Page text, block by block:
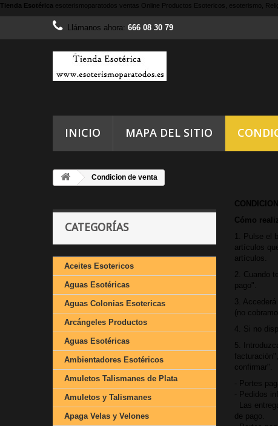
Tienda Esotérica esoterismoparatodos ventas Online Productos Esotericos, esoterismo,
Llámanos ahora: 666 08 30 79
INICIO MAPA DEL SITIO
Condicion de venta
CATEGORÍAS
Aceites Esotericos
Aguas Esotéricas
Aguas Colonias Esotericas
Arcángeles Productos
Aguas Esotéricas
Ambientadores Esotéricos
Amuletos Talismanes de Plata
Amuletos y Talismanes
Apaga Velas y Velones
Cómo
1. Pulse el
artículos
artículos.
2. Cuando
pago".
3.
(no
4. Si no
5.
confirmar".
- Portes
- Pedidos
Las
de pago.